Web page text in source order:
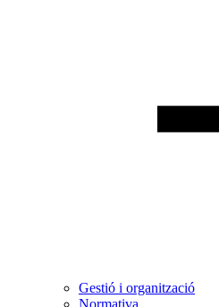
Gestió i organització